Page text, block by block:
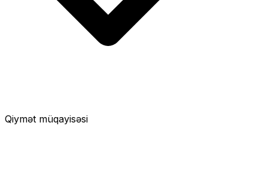
Qiymət müqayisəsi